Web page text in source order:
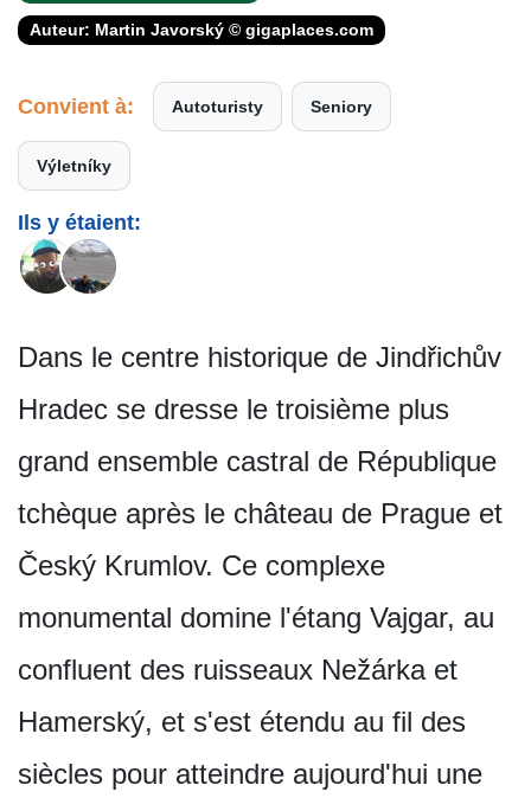
Auteur: Martin Javorský © gigaplaces.com
Convient à: Autoturisty Seniory
Výletníky
Ils y étaient:
Dans le centre historique de Jindřichův
Hradec se dresse le troisième plus
grand ensemble castral de République
tchèque après le château de Prague et
Český Krumlov. Ce complexe
monumental domine l'étang Vajgar, au
confluent des ruisseaux Nežárka et
Hamerský, et s'est étendu au fil des
siècles pour atteindre aujourd'hui une